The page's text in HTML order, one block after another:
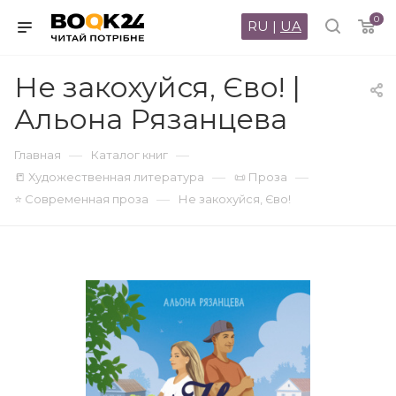
0
RU | UA
Не закохуйся, Єво! |
Альона Рязанцева
Главная — Каталог книг —
📒 Художественная литература — 📜 Проза —
⭐ Современная проза — Не закохуйся, Єво!